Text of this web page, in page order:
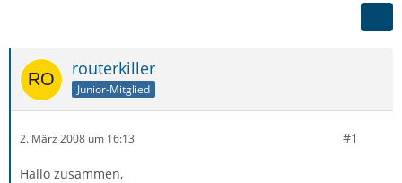
routerkiller
Junior-Mitglied
2. März 2008 um 16:13 #1
Hallo zusammen,